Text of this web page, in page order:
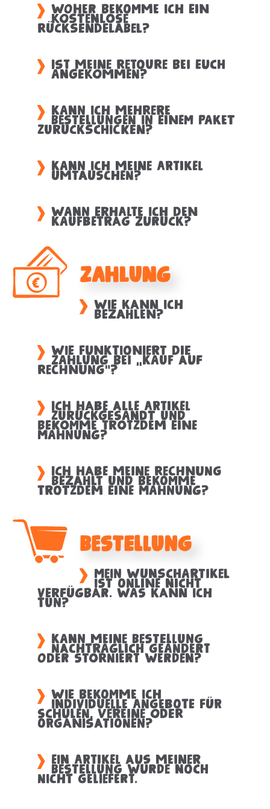
Woher bekomme ich ein
kostenlose
Rücksendelabel?
Ist meine Retoure bei euch
angekommen?
Kann ich mehrere
Bestellungen in einem Paket
zurückschicken?
Kann ich meine Artikel
umtauschen?
Wann erhalte ich den
Kaufbetrag zurück?
Zahlung
Wie kann ich
bezahlen?
Wie funktioniert die
Zahlung bei „Kauf auf
Rechnung“?
Ich habe alle Artikel
zurückgesandt und
bekomme trotzdem eine
Mahnung?
Ich habe meine Rechnung
bezahlt und bekomme
trotzdem eine Mahnung?
Bestellung
Mein Wunschartikel
ist Online nicht
verfügbar. Was kann ich
tun?
Kann meine Bestellung
nachträglich geändert
oder storniert werden?
Wie bekomme ich
individuelle Angebote für
Schulen, Vereine oder
Organisationen?
Ein Artikel aus meiner
Bestellung wurde noch
nicht geliefert.